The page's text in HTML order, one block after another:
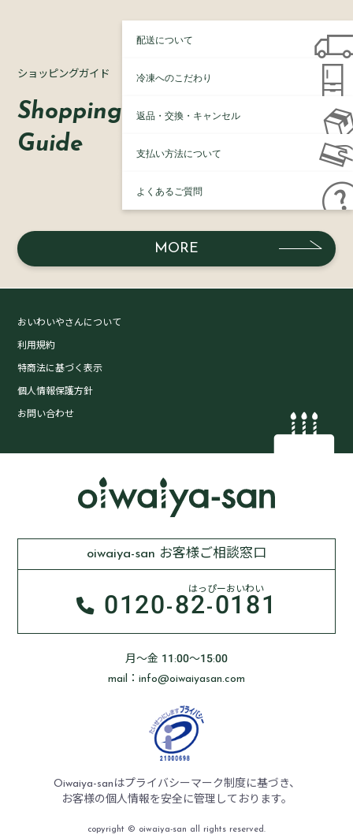
ショッピングガイド
Shopping
Guide
MORE
配送について
冷凍へのこだわり
返品・交換・キャンセル
支払い方法について
よくあるご質問
おいわいやさんについて
利用規約
特商法に基づく表示
個人情報保護方針
お問い合わせ
oiwaiya-san お客様ご相談窓口
0120-82-0181
はっぴーおいわい
月～金 11:00～15:00
mail：info@oiwaiyasan.com
Oiwaiya-sanはプライバシーマーク制度に基づき、
お客様の個人情報を安全に管理しております。
copyright ©︎ oiwaiya-san all rights reserved.